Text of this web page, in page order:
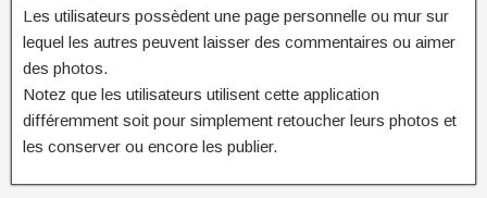
Les utilisateurs possèdent une page personnelle ou mur sur
lequel les autres peuvent laisser des commentaires ou aimer
des photos.
Notez que les utilisateurs utilisent cette application
différemment soit pour simplement retoucher leurs photos et
les conserver ou encore les publier.